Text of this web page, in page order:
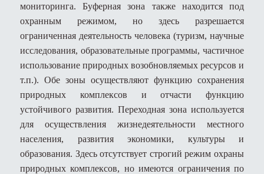
мониторинга. Буферная зона также находится под
охранным режимом, но здесь разрешается
ограниченная деятельность человека (туризм, научные
исследования, образовательные программы, частичное
использование природных возобновляемых ресурсов и
т.п.). Обе зоны осуществляют функцию сохранения
природных комплексов и отчасти функцию
устойчивого развития. Переходная зона используется
для осуществления жизнедеятельности местного
населения, развития экономики, культуры и
образования. Здесь отсутствует строгий режим охраны
природных комплексов, но имеются ограничения по